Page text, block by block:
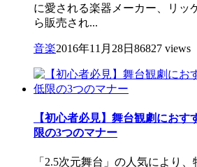
に愛される楽器メーカー、リッ
ら販売され...
音楽2016年11月28日 86827 views
【初心者必見】舞台観劇におす
限の3つのマナー
「2.5次元舞台」の人気により